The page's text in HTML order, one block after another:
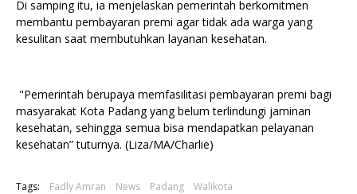
Di samping itu, ia menjelaskan pemerintah berkomitmen
membantu pembayaran premi agar tidak ada warga yang
kesulitan saat membutuhkan layanan kesehatan.
"Pemerintah berupaya memfasilitasi pembayaran premi bagi
masyarakat Kota Padang yang belum terlindungi jaminan
kesehatan, sehingga semua bisa mendapatkan pelayanan
kesehatan” tuturnya. (Liza/MA/Charlie)
Tags: Fadly Amran News Padang Walikota